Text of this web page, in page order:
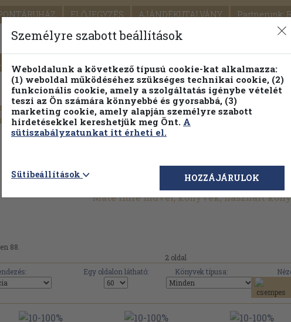
ELŐJEGYZÉS AJÁNDÉKUTALVÁNY Partnerünk:
SEGÍTSÉG
PILLANATNYI ÁRAINK FENNTARTHATÓ OLVASMÁNYOK
Részletes kereső Témaköri fa
Máté Imre művei, könyvek, használt
88.
2 oldal
Egy oldalon látható: Könyvek típusa:
Személyre szabott beállítások
Weboldalunk a következő típusú cookie-kat alkalmazza:
(1) weboldal működéséhez szükséges technikai cookie, (2)
funkcionális cookie, amely a szolgáltatás igénybe vételét
teszi az Ön számára könnyebbé és gyorsabbá, (3)
marketing cookie, amely alapján személyre szabott
hirdetésekkel kereshetjük meg Önt. A
sütiszabályzatunkat itt érheti el.
Sütibeállítások HOZZÁJÁRULOK